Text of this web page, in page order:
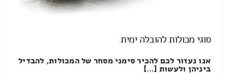
סוגי מכולות להובלה ימית
אנו נעזור לכם להכיר סימני מסחר של המכולות, להבדיל
ביניהן ולעשות […]